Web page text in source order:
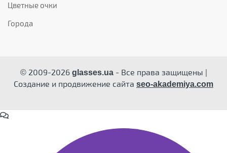
Цветные очки
Города
© 2009-2026glasses.ua- Все права защищены |
Создание и продвижение сайта seo-akademiya.com